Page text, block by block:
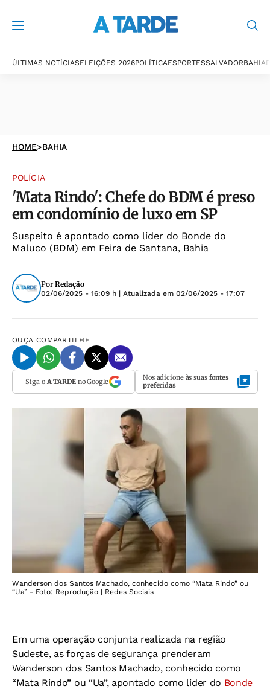
ÚLTIMAS NOTÍCIASELEIÇÕES 2026POLÍTICAESPORTESSALVADORBAHIA
HOME>BAHIA
POLÍCIA
'Mata Rindo': Chefe do BDM é preso
em condomínio de luxo em SP
Suspeito é apontado como líder do Bonde do
Maluco (BDM) em Feira de Santana, Bahia
Por Redação
02/06/2025 - 16:09 h | Atualizada em 02/06/2025 - 17:07
OUÇA COMPARTILHE
Siga o A TARDEno Google Nos adicione às suas fontes
preferidas
Wanderson dos Santos Machado, conhecido como “Mata Rindo” ou
“Ua” - Foto: Reprodução | Redes Sociais
Em uma operação conjunta realizada na região
Sudeste, as forças de segurança prenderam
Wanderson dos Santos Machado, conhecido como
“Mata Rindo” ou “Ua”, apontado como líder do Bonde